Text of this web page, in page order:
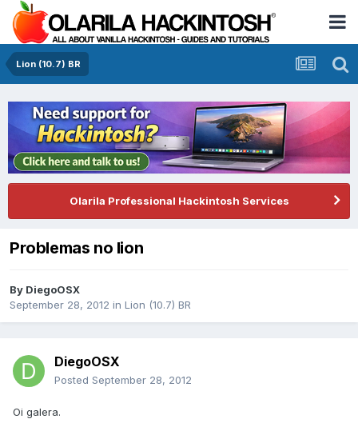
Lion (10.7) BR
Olarila Professional Hackintosh Services
Problemas no lion
By DiegoOSX
September 28, 2012 in Lion (10.7) BR
DiegoOSX
Posted September 28, 2012
Oi galera.